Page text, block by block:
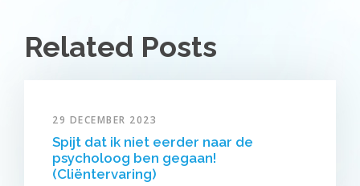
Related Posts
29 DECEMBER 2023
Spijt dat ik niet eerder naar de
psycholoog ben gegaan!
(Cliëntervaring)